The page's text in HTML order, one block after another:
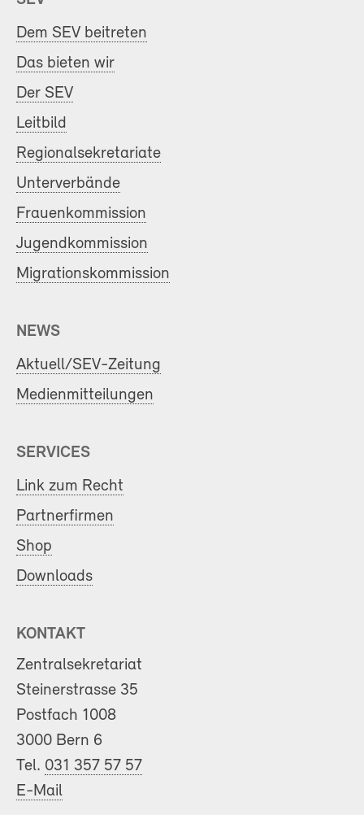
Dem SEV beitreten
Das bieten wir
Der SEV
Leitbild
Regionalsekretariate
Unterverbände
Frauenkommission
Jugendkommission
Migrationskommission
NEWS
Aktuell/SEV-Zeitung
Medienmitteilungen
SERVICES
Link zum Recht
Partnerfirmen
Shop
Downloads
KONTAKT
Zentralsekretariat
Steinerstrasse 35
Postfach 1008
3000 Bern 6
Tel. 031 357 57 57
E-Mail